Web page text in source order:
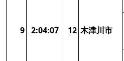
9 2:04:07 12 木津川市